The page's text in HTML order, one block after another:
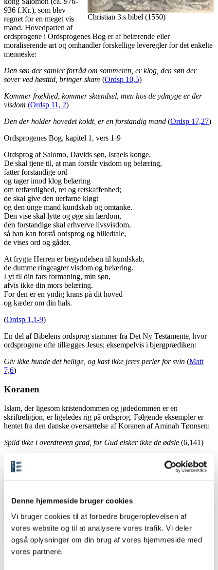
Denne hjemmeside bruger cookies
Vi bruger cookies til at forbedre brugeroplevelsen af
vores website og til at analysere vores trafik. Vi deler
også oplysninger om din brug af vores hjemmeside med
vores partnere.
Christian 3.s bibel (1550)
936 f.Kr.), som blev
regnet for en meget vis
mand. Hovedparten af
ordsprogene i Ordsprogenes Bog er af belærende eller
moraliserende art og omhandler forskellige leveregler for det enkelte
menneske:
Den søn der samler forråd om sommeren, er klog, den søn der
sover ved høsttid, bringer skam (Ordsp 10,5)
Kommer frækhed, kommer skændsel, men hos de ydmyge er der
visdom (Ordsp 11, 2)
Den der holder hovedet koldt, er en forstandig mand (Ordsp 17,27)
Ordsprogenes Bog, kapitel 1, vers 1-9
Ordsprog af Salomo, Davids søn, Israels konge.
De skal tjene til, at man forstår visdom og belæring,
fatter forstandige ord
og tager imod klog belæring
om retfærdighed, ret og retskaffenhed;
de skal give den uerfarne kløgt
og den unge mand kundskab og omtanke.
Den vise skal lytte og øge sin lærdom,
den forstandige skal erhverve livsvisdom,
så han kan forstå ordsprog og billedtale,
de vises ord og gåder.
At frygte Herren er begyndelsen til kundskab,
de dumme ringeagter visdom og belæring.
Lyt til din fars formaning, min søn,
afvis ikke din mors belæring.
For den er en yndig krans på dit hoved
og kæder om din hals.
(Ordsp 1,1-9)
En del af Bibelens ordsprog stammer fra Det Ny Testamente, hvor
ordsprogene ofte tillægges Jesus; eksempelvis i bjergprædiken:
Giv ikke hunde det hellige, og kast ikke jeres perler for svin (Matt
7,6)
Koranen
Islam, der ligesom kristendommen og jødedommen er en
skriftreligion, er ligeledes rig på ordsprog. Følgende eksempler er
hentet fra den danske oversættelse af Koranen af Aminah Tønnsen:
Spild ikke i overdreven grad, for Gud elsker ikke de ødsle (6,141)
Sammen med trængsel er der lindring
Og de ordsprogslignende visdomsord kan også findes i de
Andre religioner